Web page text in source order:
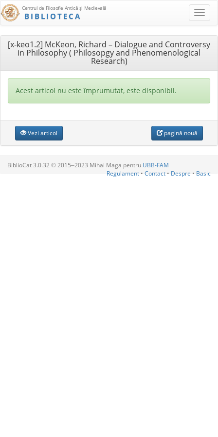
Centrul de Filosofie Antică şi Medievală
BIBLIOTECA
[x-keo1.2] McKeon, Richard – Dialogue and Controversy
in Philosophy ( Philosopgy and Phenomenological
Research)
Acest articol nu este împrumutat, este disponibil.
Vezi articol pagină nouă
BiblioCat 3.0.32 © 2015‒2023 Mihai Maga pentru UBB-FAM
Regulament • Contact • Despre • Basic